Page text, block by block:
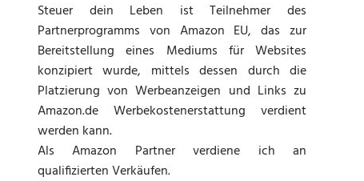
Steuer dein Leben ist Teilnehmer des
Partnerprogramms von Amazon EU, das zur
Bereitstellung eines Mediums für Websites
konzipiert wurde, mittels dessen durch die
Platzierung von Werbeanzeigen und Links zu
Amazon.de Werbekostenerstattung verdient
werden kann.
Als Amazon Partner verdiene ich an
qualifizierten Verkäufen.